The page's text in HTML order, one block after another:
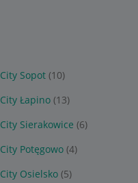
City Sopot (10)
City Łapino (13)
City Sierakowice (6)
City Potęgowo (4)
City Osielsko (5)